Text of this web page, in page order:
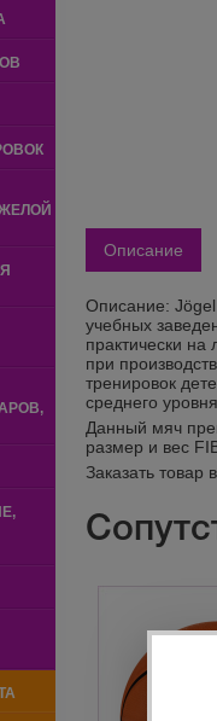
Описание
Описание: Jögel
учебных
практически на
при
тренировок
среднего уровня.
Данный мяч
размер и вес
Заказать